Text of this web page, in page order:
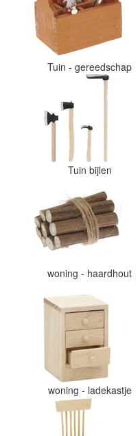
Tuin - gereedschap
Tuin bijlen
woning - haardhout
woning - ladekastje